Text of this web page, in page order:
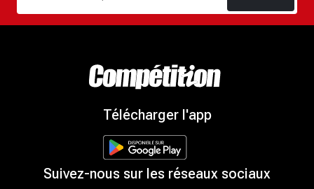
Télécharger l'app
Suivez-nous sur les réseaux sociaux